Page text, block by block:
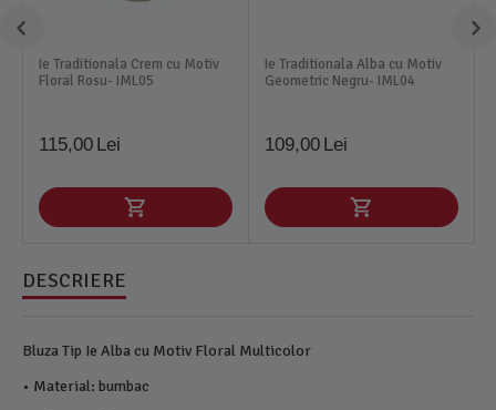
Ie Traditionala Crem cu Motiv
Floral Rosu- IML05
115,00 Lei
Ie Traditionala Alba cu Motiv
Geometric Negru- IML04
109,00 Lei
DESCRIERE
Bluza Tip Ie Alba cu Motiv Floral Multicolor
• Material: bumbac